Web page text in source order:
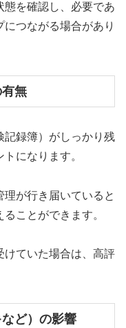
を確認し、必要であ
つながる場合があり
無
記録簿）がしっかり残
になります。
が行き届いていると
ことができます。
けていた場合は、高評
ど）の影響